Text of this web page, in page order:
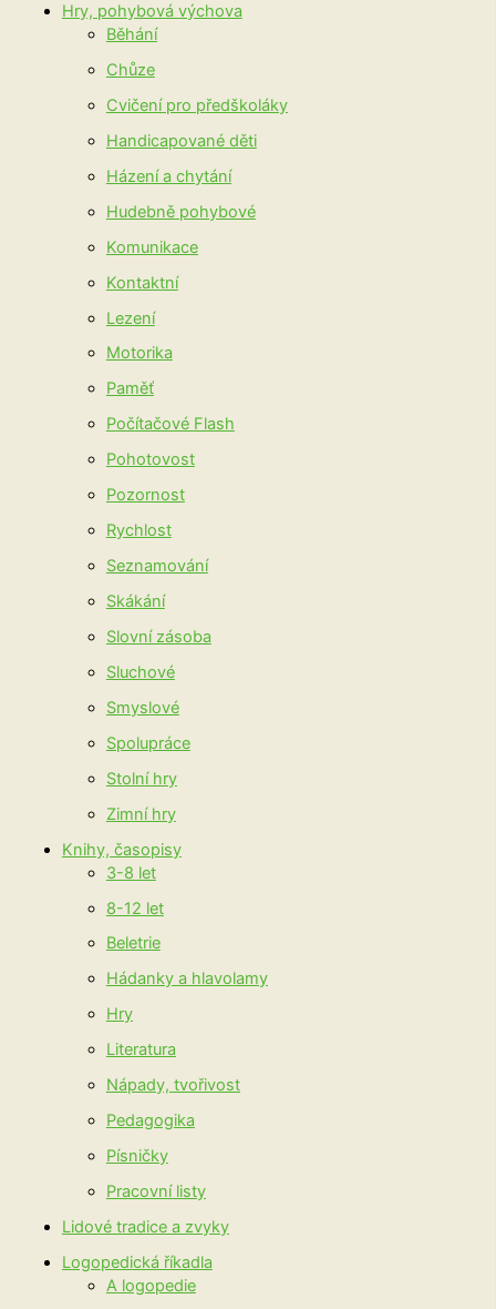
Hry, pohybová výchova
Běhání
Chůze
Cvičení pro předškoláky
Handicapované děti
Házení a chytání
Hudebně pohybové
Komunikace
Kontaktní
Lezení
Motorika
Paměť
Počítačové Flash
Pohotovost
Pozornost
Rychlost
Seznamování
Skákání
Slovní zásoba
Sluchové
Smyslové
Spolupráce
Stolní hry
Zimní hry
Knihy, časopisy
3-8 let
8-12 let
Beletrie
Hádanky a hlavolamy
Hry
Literatura
Nápady, tvořivost
Pedagogika
Písničky
Pracovní listy
Lidové tradice a zvyky
Logopedická říkadla
A logopedie